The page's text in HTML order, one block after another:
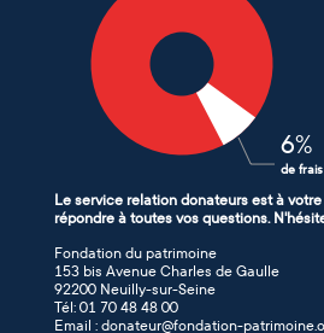
6%
de
Le service relation donateurs est à
répondre à toutes vos questions.
Fondation du patrimoine
153 bis Avenue Charles de Gaulle
92200 Neuilly-sur-Seine
Tél: 01 70 48 48 00
Email : donateur@fondation-